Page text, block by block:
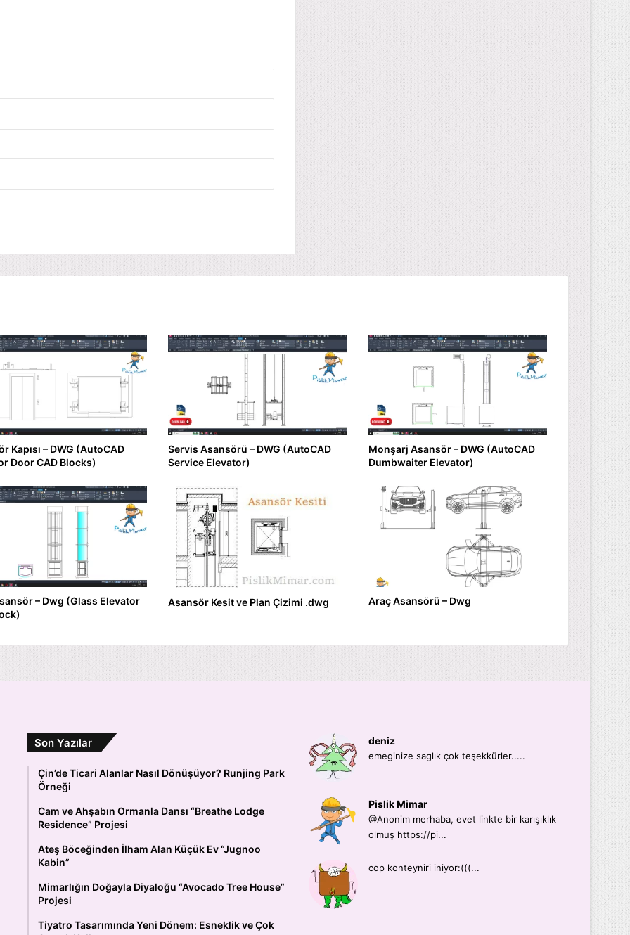
Kapısı – DWG (AutoCAD
Door CAD Blocks)
Servis Asansörü – DWG (AutoCAD
Service Elevator)
Monşarj Asansör – DWG (AutoCAD
Dumbwaiter Elevator)
– Dwg (Glass Elevator
Asansör Kesit ve Plan Çizimi .dwg Araç Asansörü – Dwg
Son Yazılar
Çin’de Ticari Alanlar Nasıl Dönüşüyor? Runjing Park
Örneği
Cam ve Ahşabın Ormanla Dansı “Breathe Lodge
Residence” Projesi
Ateş Böceğinden İlham Alan Küçük Ev “Jugnoo
Kabin”
Mimarlığın Doğayla Diyaloğu “Avocado Tree House”
Projesi
Tiyatro Tasarımında Yeni Dönem: Esneklik ve Çok
deniz
emeginize saglık çok teşekkürler.....
Pislik Mimar
@Anonim merhaba, evet linkte bir karışıklık
olmuş https://pi...
cop konteyniri iniyor:(((...